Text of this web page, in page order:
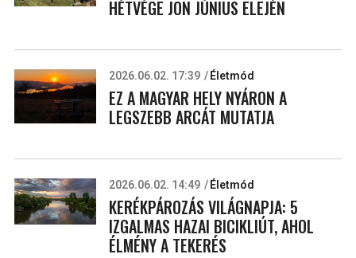
HÉTVÉGE JÖN JÚNIUS ELEJÉN
2026.06.02. 17:39 Életmód
EZ A MAGYAR HELY NYÁRON A
LEGSZEBB ARCÁT MUTATJA
2026.06.02. 14:49 Életmód
KERÉKPÁROZÁS VILÁGNAPJA: 5
IZGALMAS HAZAI BICIKLIÚT, AHOL
ÉLMÉNY A TEKERÉS